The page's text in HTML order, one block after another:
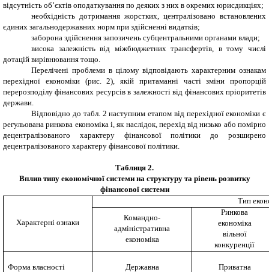
відсутність об’єктів оподаткування по деяких з них в окремих юрисдикціях;
необхідність дотримання жорстких, централізовано встановлених
єдиних загальнодержавних норм при здійсненні видатків;
заборона здійснення запозичень субцентральними органами влади;
висока залежність від міжбюджетних трансфертів, в тому числі
дотацій вирівнювання тощо.
Перелічені проблеми в цілому відповідають характерним ознакам
перехідної економіки (рис. 2), якій притаманні часті зміни пропорцій
перерозподілу фінансових ресурсів в залежності від фінансових пріоритетів
держави.
Відповідно до табл. 2 наступним етапом від перехідної економіки є
регульована ринкова економіка і, як наслідок, перехід від низько або помірно
децентралізованого характеру фінансової політики до розширено
децентралізованого характеру фінансової політики.
Таблиця 2.
Вплив типу економічної системи на структуру та рівень розвитку
фінансової системи
Характерні ознаки
Тип
Командно-
адміністративна
економіка
Ринкова
економіка
вільної
конкуренції
Форма власності Державна Приватна